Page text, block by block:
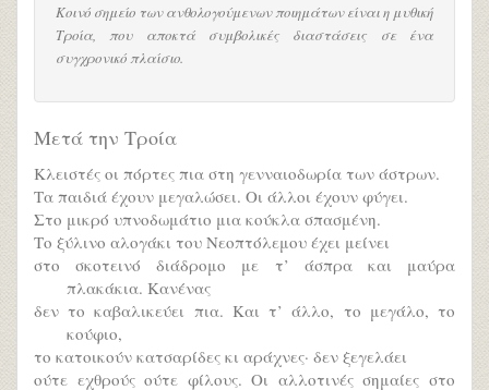
Κοινό σημείο των ανθολογούμενων ποιημάτων είναι η μυθική
Τροία, που αποκτά συμβολικές διαστάσεις σε ένα
συγχρονικό πλαίσιο.
Μετά την Τροία
Κλειστές οι πόρτες πια στη γενναιοδωρία των άστρων.
Τα παιδιά έχουν μεγαλώσει. Οι άλλοι έχουν φύγει.
Στο μικρό υπνοδωμάτιο μια κούκλα σπασμένη.
Το ξύλινο αλογάκι του Νεοπτόλεμου έχει μείνει
στο σκοτεινό διάδρομο με τ’ άσπρα και μαύρα
πλακάκια. Κανένας
δεν το καβαλικεύει πια. Και τ’ άλλο, το μεγάλο, το
κούφιο,
το κατοικούν κατσαρίδες κι αράχνες· δεν ξεγελάει
ούτε εχθρούς ούτε φίλους. Οι αλλοτινές σημαίες στο